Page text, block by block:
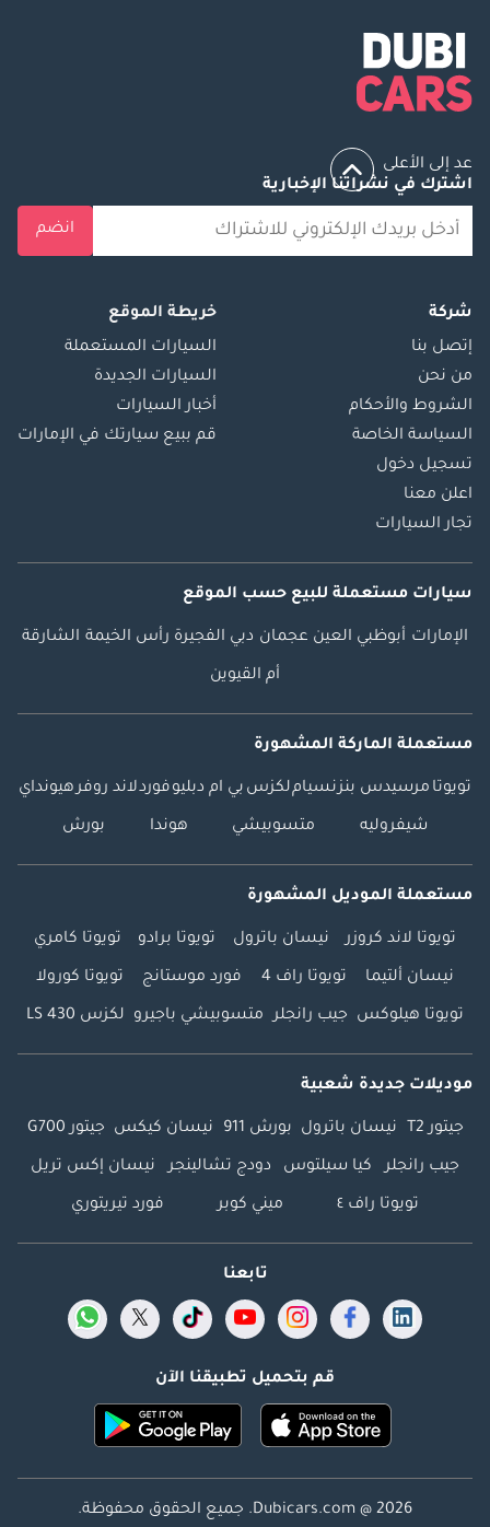
عد إلى الأعلى
اشترك في نشراتنا الإخبارية
انضم
شركة
إتصل بنا
من نحن
الشروط والأحكام
السياسة الخاصة
تسجيل دخول
اعلن معنا
تجار السيارات
خريطة الموقع
السيارات المستعملة
السيارات الجديدة
أخبار السيارات
قم ببيع سيارتك في الإمارات
سيارات مستعملة للبيع حسب الموقع
الإمارات أبوظبي العين عجمان دبي الفجيرة رأس الخيمة الشارقة
أم القيوين
مستعملة الماركة المشهورة
تويوتا مرسيدس بنزنسياملكزس بي ام دبليوفوردلاند روفرهيونداي
شيفروليه متسوبيشي هوندا بورش
مستعملة الموديل المشهورة
تويوتا لاند كروزر نيسان باترول تويوتا برادو تويوتا كامري
نيسان ألتيما تويوتا راف 4 فورد موستانج تويوتا كورولا
تويوتا هيلوكس جيب رانجلر متسوبيشي باجيرو لكزس LS 430
موديلات جديدة شعبية
جيتور T2 نيسان باترول بورش 911 نيسان كيكس جيتور G700
جيب رانجلر كيا سيلتوس دودج تشالينجر نيسان إكس تريل
تويوتا راف ٤ ميني كوبر فورد تيريتوري
تابعنا
قم بتحميل تطبيقنا الآن
Dubicars.com @ 2026. جميع الحقوق محفوظة.